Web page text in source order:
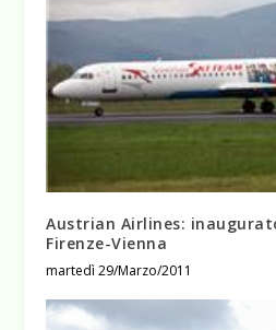
Austrian Airlines:
Firenze-Vienna
martedì 29/Marzo/2011